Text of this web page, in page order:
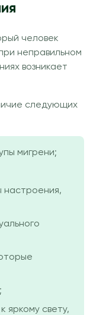
человек
неправильном
возникает
следующих
мигрени;
настроения,
яркому свету,